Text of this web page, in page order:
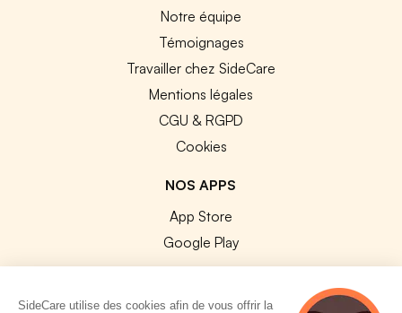
Notre équipe
Témoignages
Travailler chez SideCare
Mentions légales
CGU & RGPD
Cookies
NOS APPS
App Store
Google Play
SideCare utilise des cookies afin de vous offrir la